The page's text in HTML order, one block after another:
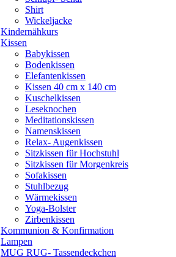
Shirt
Wickeljacke
Kindernähkurs
Kissen
Babykissen
Bodenkissen
Elefantenkissen
Kissen 40 cm x 140 cm
Kuschelkissen
Leseknochen
Meditationskissen
Namenskissen
Relax- Augenkissen
Sitzkissen für Hochstuhl
Sitzkissen für Morgenkreis
Sofakissen
Stuhlbezug
Wärmekissen
Yoga-Bolster
Zirbenkissen
Kommunion & Konfirmation
Lampen
MUG RUG- Tassendeckchen